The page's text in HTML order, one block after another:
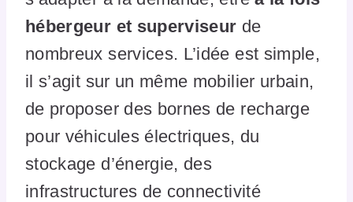
hébergeur et superviseur de
nombreux services. L’idée est simple,
il s’agit sur un même mobilier urbain,
de proposer des bornes de recharge
pour véhicules électriques, du
stockage d’énergie, des
infrastructures de connectivité